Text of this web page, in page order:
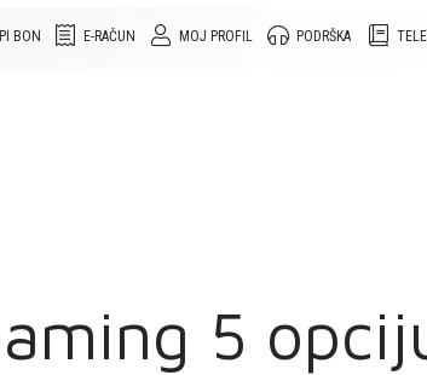
PODRŠKA
MOJ PROFIL
E-RAČUN
BON
5